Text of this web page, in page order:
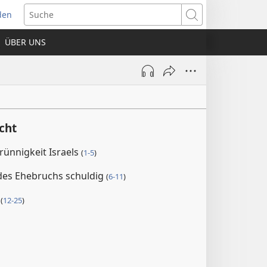
Suche
ÜBER UNS
Israels (1-5)
Ehebruchs schuldig (6-11)
(12-25)